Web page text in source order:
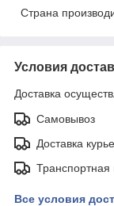
Страна
Условия
Доставка
Самовывоз
Доставка
Транспортная
Все условия